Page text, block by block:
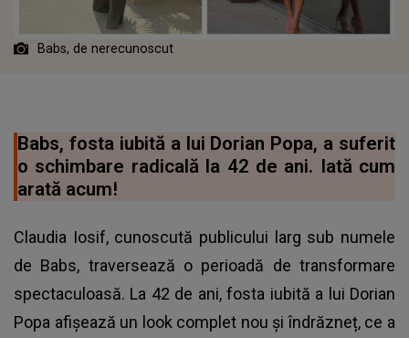
Babs, de nerecunoscut
Babs, fosta iubită a lui Dorian Popa, a suferit
o schimbare radicală la 42 de ani. Iată cum
arată acum!
Claudia Iosif, cunoscută publicului larg sub numele
de Babs, traversează o perioadă de transformare
spectaculoasă. La 42 de ani, fosta iubită a lui Dorian
Popa afișează un look complet nou și îndrăzneț, ce a